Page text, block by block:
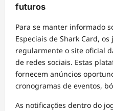
futuros
Para se manter informado
Especiais de Shark Card,
regularmente o site oficial
de redes sociais. Estas
fornecem anúncios
cronogramas de eventos,
As notificações dentro do